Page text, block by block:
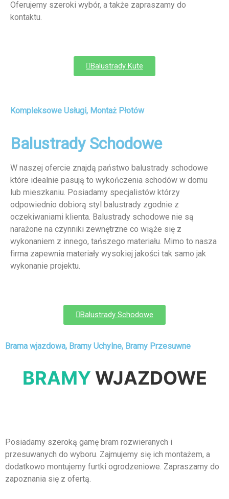
Oferujemy szeroki wybór, a także zapraszamy do
kontaktu.
Balustrady Kute
Kompleksowe Usługi, Montaż Płotów
Balustrady Schodowe
W naszej ofercie znajdą państwo balustrady schodowe
które idealnie pasują to wykończenia schodów w domu
lub mieszkaniu. Posiadamy specjalistów którzy
odpowiednio dobiorą styl balustrady zgodnie z
oczekiwaniami klienta. Balustrady schodowe nie są
narażone na czynniki zewnętrzne co wiąże się z
wykonaniem z innego, tańszego materiału. Mimo to nasza
firma zapewnia materiały wysokiej jakości tak samo jak
wykonanie projektu.
Balustrady Schodowe
Brama wjazdowa, Bramy Uchylne, Bramy Przesuwne
BRAMY WJAZDOWE
Posiadamy szeroką gamę bram rozwieranych i
przesuwanych do wyboru. Zajmujemy się ich montażem, a
dodatkowo montujemy furtki ogrodzeniowe. Zapraszamy do
zapoznania się z ofertą.